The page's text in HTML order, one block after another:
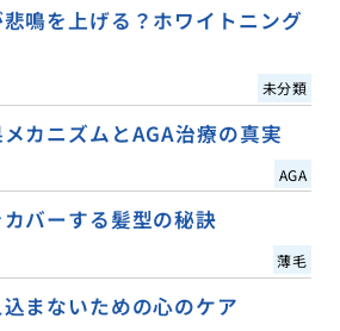
鳴を上げる？ホワイトニング
未分類
カニズムとAGA治療の真実
AGA
バーする髪型の秘訣
薄毛
まないための心のケア